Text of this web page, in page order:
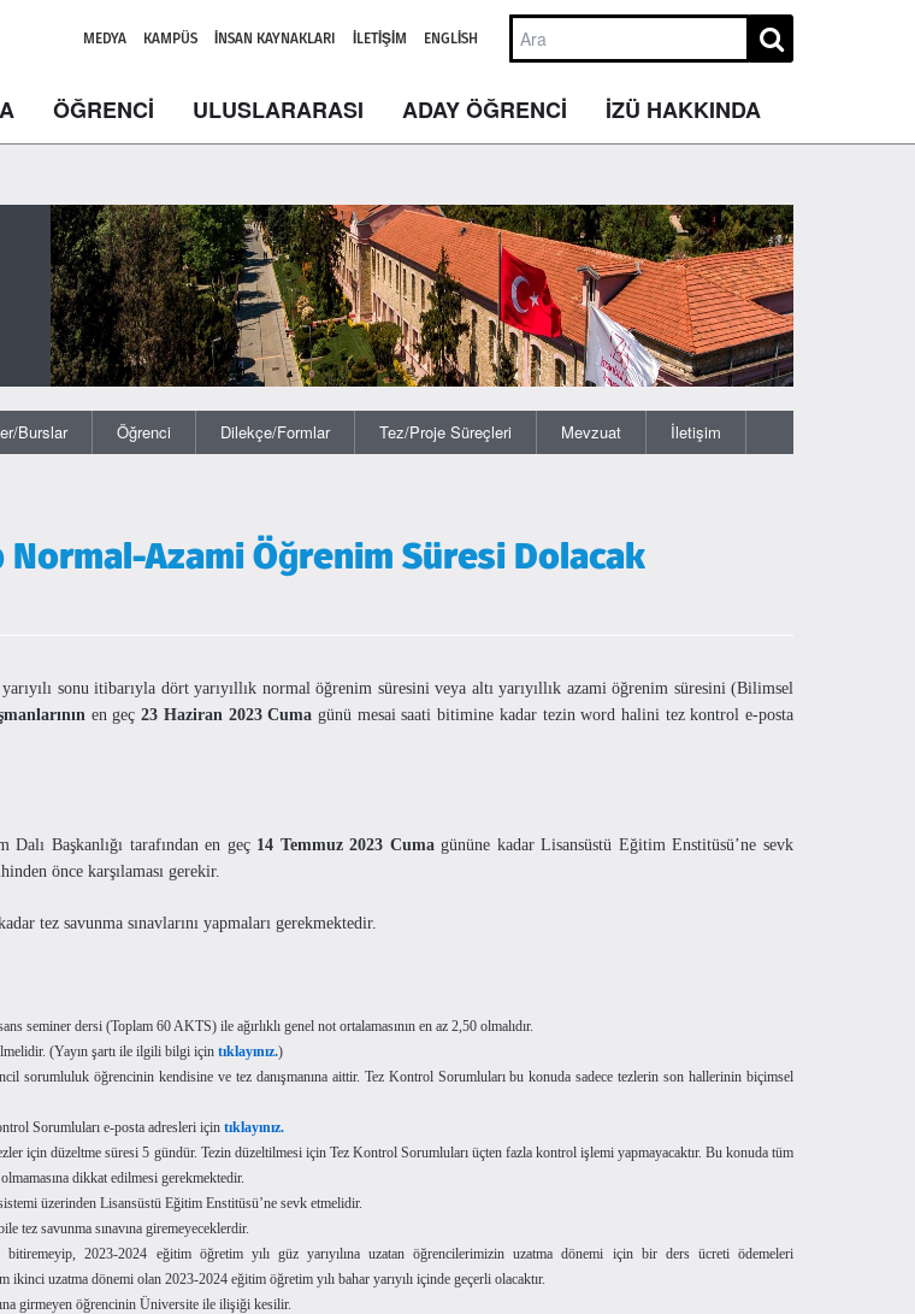
MEDYA KAMPÜS İNSAN KAYNAKLARI İLETIŞIM ENGLISH
ÖĞRENCİ ULUSLARARASI ADAY ÖĞRENCİ İZÜ HAKKINDA
Burslar Öğrenci Dilekçe/Formlar Tez/Proje Süreçleri Mevzuat İletişim
Normal-Azami Öğrenim Süresi Dolacak
sonu itibarıyla dört yarıyıllık normal öğrenim süresini veya altı yarıyıllık azami öğrenim süresini (Bilimsel
en geç23 Haziran 2023 Cumagünü mesai saati bitimine kadar tezin word halini tez kontrol e-posta
Başkanlığı tarafından en geç 14 Temmuz 2023 Cumagününe kadar Lisansüstü Eğitim Enstitüsü’ne sevk
önce karşılaması gerekir.
tez savunma sınavlarını yapmaları gerekmektedir.
seminer dersi (Toplam 60 AKTS) ile ağırlıklı genel not ortalamasının en az 2,50 olmalıdır.
(Yayın şartı ile ilgili bilgi için tıklayınız.)
sorumluluk öğrencinin kendisine ve tez danışmanına aittir. Tez Kontrol Sorumluları bu konuda sadece tezlerin son hallerinin biçimsel
Sorumluları e-posta adresleri için tıklayınız.
için düzeltme süresi 5 gündür. Tezin düzeltilmesi için Tez Kontrol Sorumluları üçten fazla kontrol işlemi yapmayacaktır. Bu konuda tüm
dikkat edilmesi gerekmektedir.
üzerinden Lisansüstü Eğitim Enstitüsü’ne sevk etmelidir.
tez savunma sınavına giremeyeceklerdir.
2023-2024 eğitim öğretim yılı güz yarıyılına uzatan öğrencilerimizin uzatma dönemi için bir ders ücreti ödemeleri
ikinci uzatma dönemi olan 2023-2024 eğitim öğretim yılı bahar yarıyılı içinde geçerli olacaktır.
girmeyen öğrencinin Üniversite ile ilişiği kesilir.